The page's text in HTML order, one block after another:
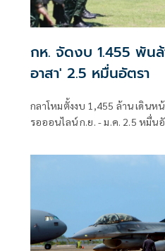
กห. จัดงบ 1.455 พันล้
อาสา' 2.5 หมื่นอัตรา
กลาโหมตั้งงบ 1,455 ล้าน เดิน
รอออนไลน์ ก.ย. - ม.ค. 2.5 หมื่น